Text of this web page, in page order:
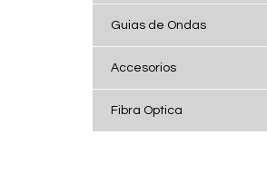
Guias de Ondas
Accesorios
Fibra Optica